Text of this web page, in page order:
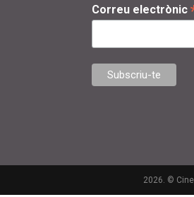
Correu electrònic
2026. ©